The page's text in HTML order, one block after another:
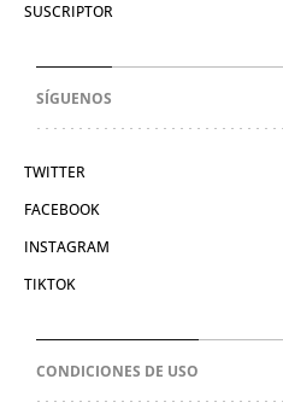
SUSCRIPTOR
SÍGUENOS
TWITTER
FACEBOOK
INSTAGRAM
TIKTOK
CONDICIONES DE USO